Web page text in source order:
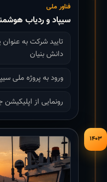
فناور ملی
سیپاد و ردیاب
دانش بنیان
ورود به پروژه ملی
رونمایی از
۱۴۰۳